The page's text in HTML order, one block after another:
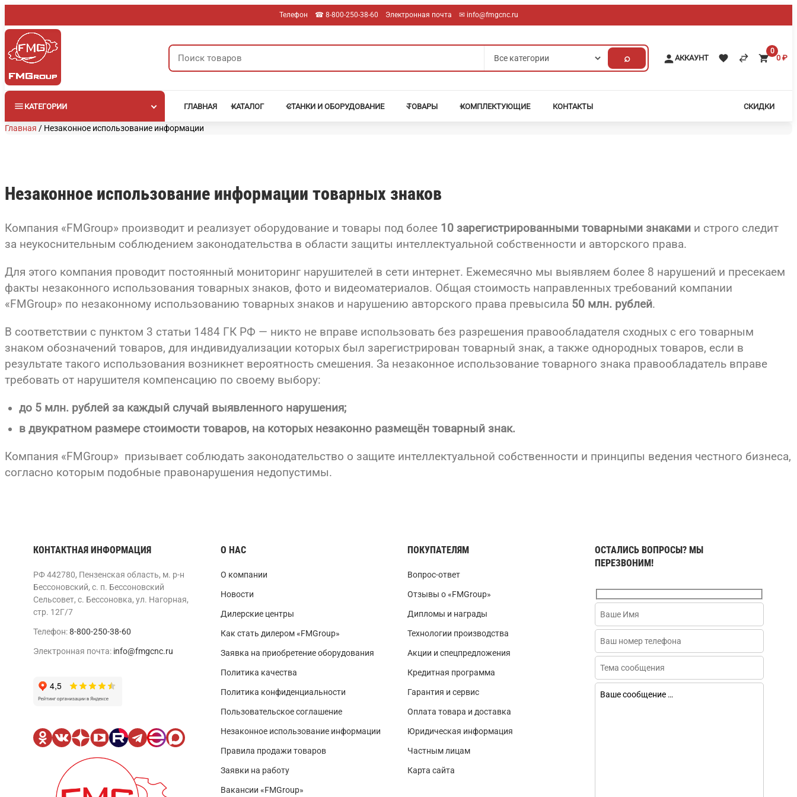
к
содержимому
Телефон ☎︎ 8-800-250-38-60 Электронная почта ✉︎ info@fmgcnc.ru
Поиск
товаров
⌕ АККАУНТ
0
0 ₽
КАТЕГОРИИ ГЛАВНАЯ КАТАЛОГ СТАНКИ И ОБОРУДОВАНИЕ ТОВАРЫ КОМПЛЕКТУЮЩИЕ КОНТАКТЫ СКИДКИ
Главная / Незаконное использование информации
Незаконное использование информации товарных знаков
Компания «FMGroup» производит и реализует оборудование и товары под более 10 зарегистрированными товарными знаками и строго следит
за неукоснительным соблюдением законодательства в области защиты интеллектуальной собственности и авторского права.
Для этого компания проводит постоянный мониторинг нарушителей в сети интернет. Ежемесячно мы выявляем более 8 нарушений и пресекаем
факты незаконного использования товарных знаков, фото и видеоматериалов. Общая стоимость направленных требований компании
«FMGroup» по незаконному использованию товарных знаков и нарушению авторского права превысила 50 млн. рублей.
В соответствии с пунктом 3 статьи 1484 ГК РФ — никто не вправе использовать без разрешения правообладателя сходных с его товарным
знаком обозначений товаров, для индивидуализации которых был зарегистрирован товарный знак, а также однородных товаров, если в
результате такого использования возникнет вероятность смешения. За незаконное использование товарного знака правообладатель вправе
требовать от нарушителя компенсацию по своему выбору:
до 5 млн. рублей за каждый случай выявленного нарушения;
в двукратном размере стоимости товаров, на которых незаконно размещён товарный знак.
Компания «FMGroup» призывает соблюдать законодательство о защите интеллектуальной собственности и принципы ведения честного бизнеса,
согласно которым подобные правонарушения недопустимы.
КОНТАКТНАЯ ИНФОРМАЦИЯ
РФ 442780, Пензенская область, м. р-н
Бессоновский, с. п. Бессоновский
Сельсовет, с. Бессоновка, ул. Нагорная,
стр. 12Г/7
Телефон:8-800-250-38-60
Электронная почта: info@fmgcnc.ru
О НАС
О компании
Новости
Дилерские центры
Как стать дилером «FMGroup»
Заявка на приобретение оборудования
Политика качества
Политика конфиденциальности
Пользовательское соглашение
Незаконное использование информации
Правила продажи товаров
Заявки на работу
Вакансии «FMGroup»
ПОКУПАТЕЛЯМ
Вопрос-ответ
Отзывы о «FMGroup»
Дипломы и награды
Технологии производства
Акции и спецпредложения
Кредитная программа
Гарантия и сервис
Оплата товара и доставка
Юридическая информация
Частным лицам
Карта сайта
ОСТАЛИСЬ ВОПРОСЫ? МЫ
ПЕРЕЗВОНИМ!